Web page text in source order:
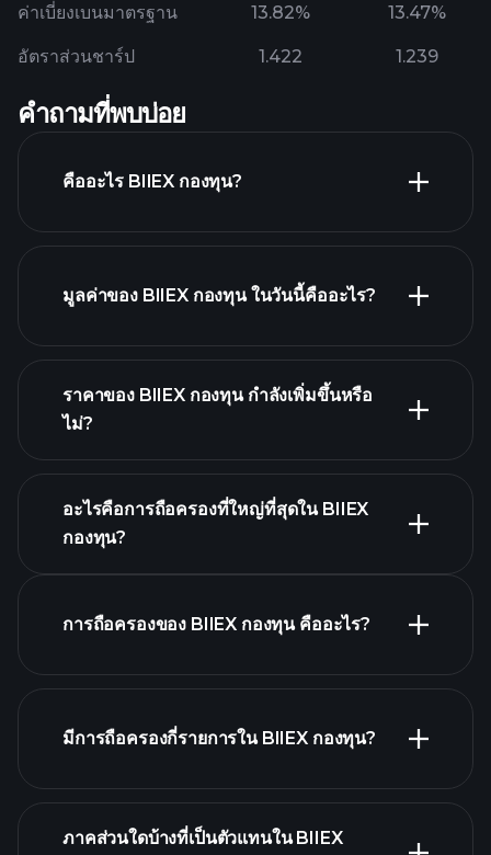
ค่าเบี่ยงเบนมาตรฐาน 13.82% 13.47%
อัตราส่วนชาร์ป 1.422 1.239
คำถามที่พบบ่อย
คืออะไร BIIEX กองทุน?
มูลค่าของ BIIEX กองทุน ในวันนี้คืออะไร?
ราคาของ BIIEX กองทุน กำลังเพิ่มขึ้นหรือ
ไม่?
อะไรคือการถือครองที่ใหญ่ที่สุดใน BIIEX
กองทุน?
holdings
การถือครองของ BIIEX กองทุน คืออะไร?
holdings
มีการถือครองกี่รายการใน BIIEX กองทุน?
ภาคส่วนใดบ้างที่เป็นตัวแทนใน BIIEX